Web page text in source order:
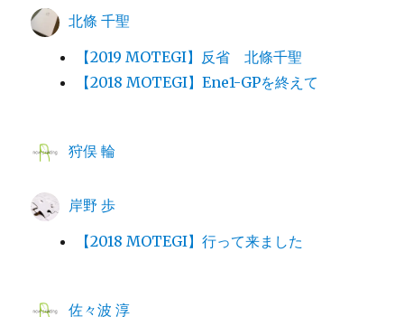
北條 千聖
【2019 MOTEGI】反省 北條千聖
【2018 MOTEGI】Ene1-GPを終えて
狩俣 輪
岸野 歩
【2018 MOTEGI】行って来ました
佐々波 淳